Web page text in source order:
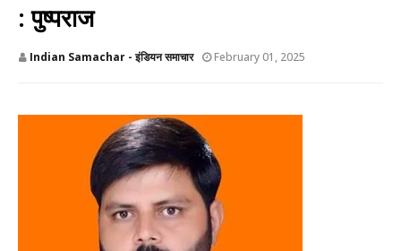
: पुष्पराज
Indian Samachar - इंडियन समाचार February 01, 2025